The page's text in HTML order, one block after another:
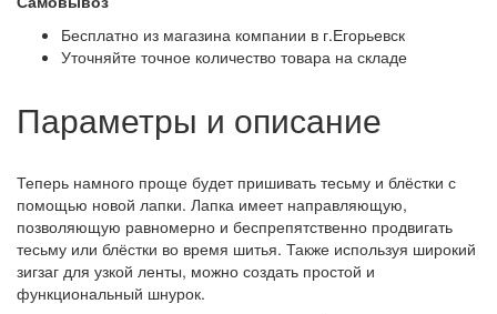
Бесплатно из магазина компании в г.Егорьевск
Уточняйте точное количество товара на складе
Параметры и описание
Теперь намного проще будет пришивать тесьму и блёстки с
помощью новой лапки. Лапка имеет направляющую,
позволяющую равномерно и беспрепятственно продвигать
тесьму или блёстки во время шитья. Также используя широкий
зигзаг для узкой ленты, можно создать простой и
функциональный шнурок.